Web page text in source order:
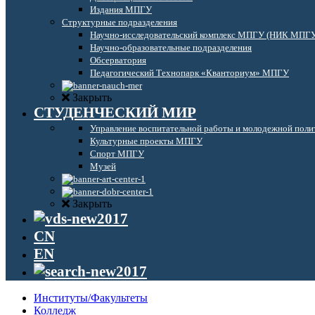
Издания МПГУ
Структурные подразделения
Научно-исследовательский комплекс МПГУ (НИК
Научно-образовательные подразделения
Обсерватория
Педагогический Технопарк «Кванториум» МПГУ
Закрыть
СТУДЕНЧЕСКИЙ МИР
Управление воспитательной работы и молодежной
Культурные проекты МПГУ
Спорт МПГУ
Музей
Закрыть
CN
EN
Институты/Факультеты
Колледж